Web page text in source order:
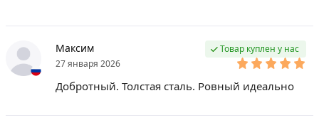
Максим
27 января 2026
Товар куплен у нас
Добротный. Толстая сталь. Ровный идеально